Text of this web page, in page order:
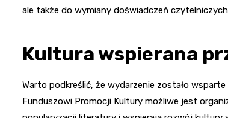
ale także do wymiany doświadczeń
Kultura wspierana
Warto podkreślić, że wydarzenie zostało
Funduszowi Promocji Kultury możliwe jest